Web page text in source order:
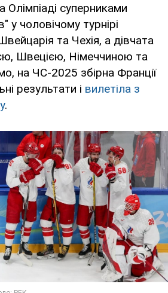
Олімпіаді суперниками
у чоловічому турнірі
та Чехія, а дівчата
Швецією, Німеччиною та
на ЧС-2025 збірна Франції
результати і вилетіла з
.